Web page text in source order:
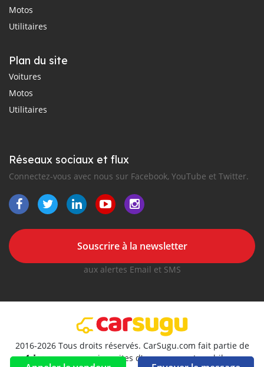
Motos
Utilitaires
Plan du site
Voitures
Motos
Utilitaires
Réseaux sociaux et flux
Connectez-vous avec nous sur Facebook, YouTube et Twitter.
Souscrire à la newsletter
aux alertes Email et SMS
2016-2026 Tous droits réservés. CarSugu.com fait partie de
, premiers sites d'annonces automobiles en